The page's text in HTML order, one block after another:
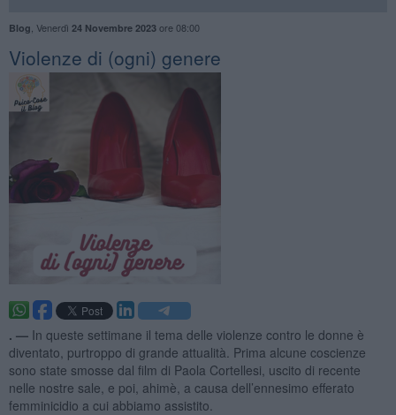
Blog Venerdì 24 Novembre 2023ore 08:00
Violenze di (ogni) genere
. — In queste settimane il tema delle violenze contro le donne è
diventato, purtroppo di grande attualità. Prima alcune coscienze
sono state smosse dal film di Paola Cortellesi, uscito di recente
nelle nostre sale, e poi, ahimè, a causa dell’ennesimo efferato
femminicidio a cui abbiamo assistito.